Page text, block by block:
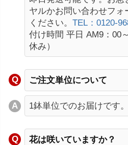
ヤルかお問い合わせフ
ください。 TEL：0120-
付け時間 平日 AM9：00
休み）
ご注文単位について
1鉢単位でのお届けです。
花は咲いていますか？